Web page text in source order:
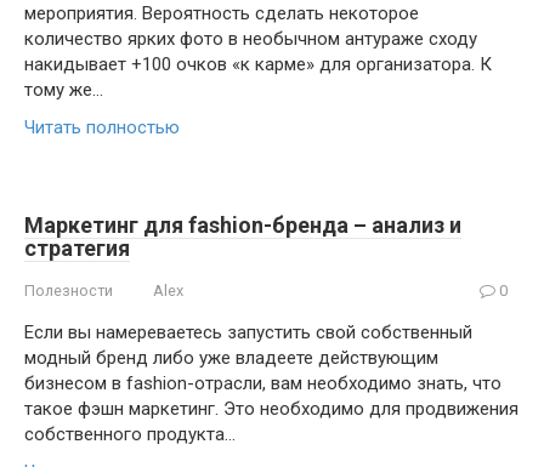
мероприятия. Вероятность сделать некоторое
количество ярких фото в необычном антураже сходу
накидывает +100 очков «к карме» для организатора. К
тому же…
Читать полностью
Маркетинг для fashion-бренда – анализ и
стратегия
Полезности Alex 0
Если вы намереваетесь запустить свой собственный
модный бренд либо уже владеете действующим
бизнесом в fashion-отрасли, вам необходимо знать, что
такое фэшн маркетинг. Это необходимо для продвижения
собственного продукта…